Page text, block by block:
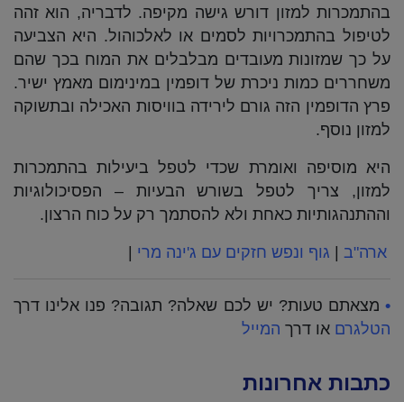
בהתמכרות למזון דורש גישה מקיפה. לדבריה, הוא זהה
לטיפול בהתמכרויות לסמים או לאלכוהול. היא הצביעה
על כך שמזונות מעובדים מבלבלים את המוח בכך שהם
משחררים כמות ניכרת של דופמין במינימום מאמץ ישיר.
פרץ הדופמין הזה גורם לירידה בוויסות האכילה ובתשוקה
למזון נוסף.
היא מוסיפה ואומרת שכדי לטפל ביעילות בהתמכרות
למזון, צריך לטפל בשורש הבעיות – הפסיכולוגיות
וההתנהגותיות כאחת ולא להסתמך רק על כוח הרצון.
ארה"ב | גוף ונפש חזקים עם ג'ינה מרי |
• מצאתם טעות? יש לכם שאלה? תגובה? פנו אלינו דרך
הטלגרם או דרך המייל
כתבות אחרונות